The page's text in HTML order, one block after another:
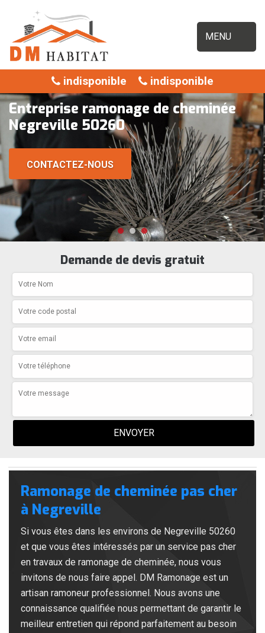
MENU
indisponible indisponible
Entreprise ramonage de cheminée
Negreville 50260
CONTACTEZ-NOUS
Demande de devis gratuit
Ramonage de cheminée pas cher
à Negreville
Si vous êtes dans les environs de Negreville 50260
et que vous êtes intéressés par un service pas cher
en travaux de ramonage de cheminée, nous vous
invitons de nous faire appel. DM Ramonage est un
artisan ramoneur professionnel. Nous avons une
connaissance qualifiée nous permettant de garantir le
meilleur entretien qui répond parfaitement au besoin